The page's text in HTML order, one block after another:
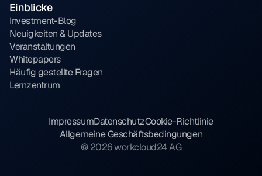
Einblicke
Investment-Blog
Neuigkeiten & Updates
Veranstaltungen
Whitepapers
Häufig gestellte Fragen
Lernzentrum
ImpressumDatenschutzCookie-Richtlinie
Allgemeine Geschäftsbedingungen
© 2026 workcloud24 AG